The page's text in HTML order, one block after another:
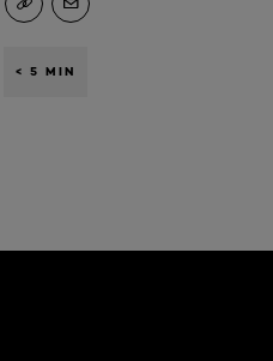
< 5 MIN